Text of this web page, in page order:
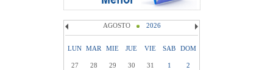
AGOSTO 2026
LUN MAR MIE JUE VIE SAB DOM
27 28 29 30 31 1
2